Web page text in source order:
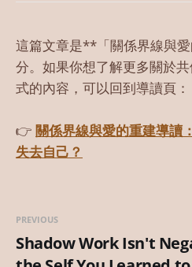
這篇文章是**「關係界線與
分。如果你想了解更多關於
式的內容，可以回到導讀頁：
👉 關係界線與愛的重建導讀
失去自己？
PREVIOUS
Shadow Work Isn't